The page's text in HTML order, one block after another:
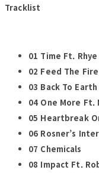
Tracklist
01 Time Ft. Rhye
02 Feed The
03 Back To Earth
04 One More Ft.
05 Heartbreak
06 Rosner’s
07 Chemicals
08 Impact Ft.